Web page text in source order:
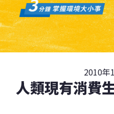
2010年
人類現有消費